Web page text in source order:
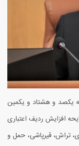
یکصد و هشتاد و یکمین
افزایش ردیف اعتباری
تراش، قیرپاشی، حمل و